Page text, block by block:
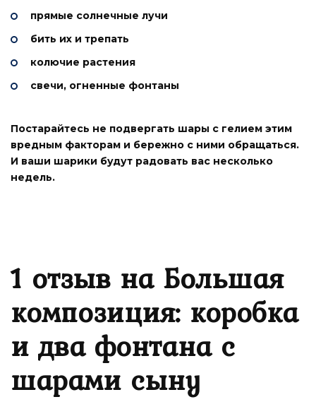
прямые солнечные лучи
бить их и трепать
колючие растения
свечи, огненные фонтаны
Постарайтесь не подвергать шары с гелием этим
вредным факторам и бережно с ними обращаться.
И ваши шарики будут радовать вас несколько
недель.
1 отзыв на Большая
композиция: коробка
и два фонтана с
шарами сыну